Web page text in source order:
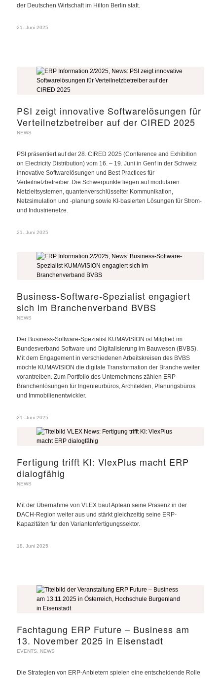
der Deutschen Wirtschaft im Hilton Berlin statt.
21. Juni 2025
PSI zeigt innovative Softwarelösungen für
Verteilnetzbetreiber auf der CIRED 2025
NEWS
PSI präsentiert auf der 28. CIRED 2025 (Conference and Exhibition
on Electricity Distribution) vom 16. – 19. Juni in Genf in der Schweiz
innovative Softwarelösungen und Best Practices für
Verteilnetzbetreiber. Die Schwerpunkte liegen auf modularen
Netzleitsystemen, quantenverschlüsselter Kommunikation,
Netzsimulation und -planung sowie KI-basierten Lösungen für Strom-
und Industrienetze.
21. Juni 2025
Business-Software-Spezialist engagiert
sich im Branchenverband BVBS
NEWS
Der Business-Software-Spezialist KUMAVISION ist Mitglied im
Bundesverband Software und Digitalisierung im Bauwesen (BVBS).
Mit dem Engagement in verschiedenen Arbeitskreisen des BVBS
möchte KUMAVISION die digitale Transformation der Branche weiter
vorantreiben. Zum Portfolio des Unternehmens zählen ERP-
Branchenlösungen für Ingenieurbüros, Architekten, Planungsbüros
und Immobilienentwickler.
21. Juni 2025
Fertigung trifft KI: VlexPlus macht ERP
dialogfähig
NEWS
Mit der Übernahme von VLEX baut Aptean seine Präsenz in der
DACH-Region weiter aus und stärkt gleichzeitig seine ERP-
Kapazitäten für den Variantenfertigungssektor.
18. Juni 2025
Fachtagung ERP Future – Business am
13. November 2025 in Eisenstadt
EVENTS NEWS
Die Strategien von ERP-Anbietern spielen eine entscheidende Rolle